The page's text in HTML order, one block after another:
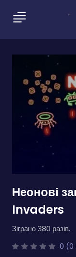
Неонові
Invaders
Зіграно 380 разів.
0 (0